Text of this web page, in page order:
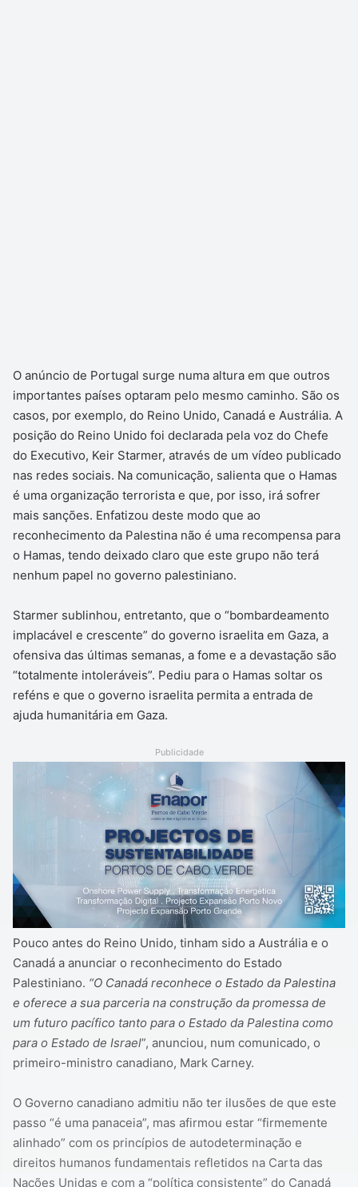
O anúncio de Portugal surge numa altura em que outros
importantes países optaram pelo mesmo caminho. São os
casos, por exemplo, do Reino Unido, Canadá e Austrália. A
posição do Reino Unido foi declarada pela voz do Chefe
do Executivo, Keir Starmer, através de um vídeo publicado
nas redes sociais. Na comunicação, salienta que o Hamas
é uma organização terrorista e que, por isso, irá sofrer
mais sanções. Enfatizou deste modo que ao
reconhecimento da Palestina não é uma recompensa para
o Hamas, tendo deixado claro que este grupo não terá
nenhum papel no governo palestiniano.
Starmer sublinhou, entretanto, que o “bombardeamento
implacável e crescente” do governo israelita em Gaza, a
ofensiva das últimas semanas, a fome e a devastação são
“totalmente intoleráveis”. Pediu para o Hamas soltar os
reféns e que o governo israelita permita a entrada de
ajuda humanitária em Gaza.
Publicidade
Pouco antes do Reino Unido, tinham sido a Austrália e o
Canadá a anunciar o reconhecimento do Estado
Palestiniano. “O Canadá reconhece o Estado da Palestina
e oferece a sua parceria na construção da promessa de
um futuro pacífico tanto para o Estado da Palestina como
para o Estado de Israel”, anunciou, num comunicado, o
primeiro-ministro canadiano, Mark Carney.
O Governo canadiano admitiu não ter ilusões de que este
passo “é uma panaceia”, mas afirmou estar “firmemente
alinhado” com os princípios de autodeterminação e
direitos humanos fundamentais refletidos na Carta das
Nações Unidas e com a “política consistente” do Canadá